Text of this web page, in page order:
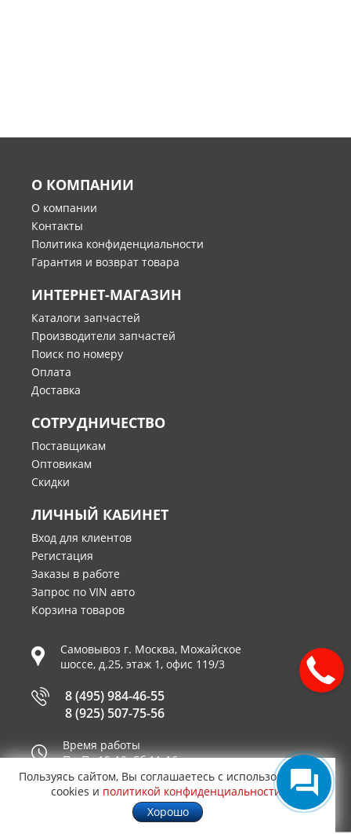
О КОМПАНИИ
О компании
Контакты
Политика конфиденциальности
Гарантия и возврат товара
ИНТЕРНЕТ-МАГАЗИН
Каталоги запчастей
Производители запчастей
Поиск по номеру
Оплата
Доставка
СОТРУДНИЧЕСТВО
Поставщикам
Оптовикам
Скидки
ЛИЧНЫЙ КАБИНЕТ
Вход для клиентов
Регистация
Заказы в работе
Запрос по VIN авто
Корзина товаров
Самовывоз г. Москва, Можайское
шоссе, д.25, этаж 1, офис 119/3
8 (495) 984-46-55
8 (925) 507-75-56
Время работы
Пн-Пт 10-19, Сб 11-16
Принимаем к оплате
Пользуясь сайтом, Вы соглашаетесь с использованием
cookies и политикой конфиденциальности
Хорошо